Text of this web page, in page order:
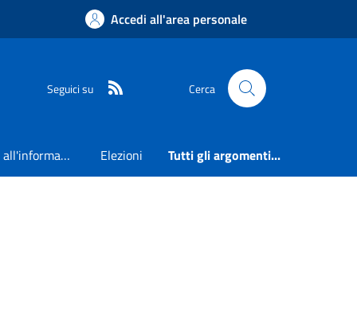
Accedi all'area personale
Seguici su Cerca
Accesso all'informazione Elezioni Tutti gli argomenti...